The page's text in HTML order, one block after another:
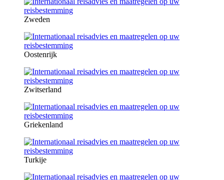
Zweden
Oostenrijk
Zwitserland
Griekenland
Turkije